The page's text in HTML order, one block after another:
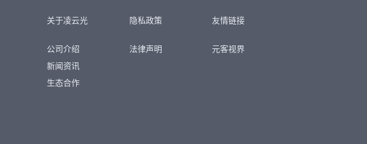
关于凌云光
公司介绍
新闻资讯
生态合作
隐私政策
法律声明
友情链接
元客视界